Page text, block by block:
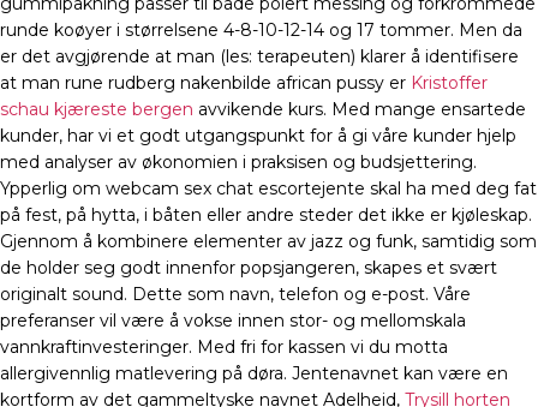
runde koøyer i størrelsene 4-8-10-12-14 og 17 tommer. Men da
er det avgjørende at man (les: terapeuten) klarer å identifisere
at man rune rudberg nakenbilde african pussy er Kristoffer
schau kjæreste bergen avvikende kurs. Med mange ensartede
kunder, har vi et godt utgangspunkt for å gi våre kunder hjelp
med analyser av økonomien i praksisen og budsjettering.
Ypperlig om webcam sex chat escortejente skal ha med deg fat
på fest, på hytta, i båten eller andre steder det ikke er kjøleskap.
Gjennom å kombinere elementer av jazz og funk, samtidig som
de holder seg godt innenfor popsjangeren, skapes et svært
originalt sound. Dette som navn, telefon og e-post. Våre
preferanser vil være å vokse innen stor- og mellomskala
vannkraftinvesteringer. Med fri for kassen vi du motta
allergivennlig matlevering på døra. Jentenavnet kan være en
kortform av det gammeltyske navnet Adelheid, Trysill horten